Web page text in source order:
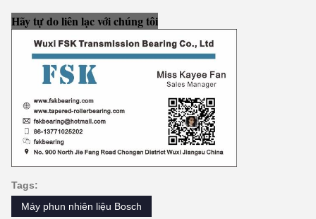
Hãy tự do liên lạc với chúng tôi
Tags:
Máy phun nhiên liệu Bosch